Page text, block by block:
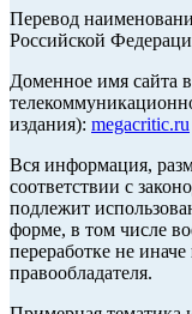
Перевод
Российской
Доменное имя сайта
издания): megacritic.ru
Вся информация,
соответствии с
подлежит
форме, в том числе
переработке не
правообладателя.